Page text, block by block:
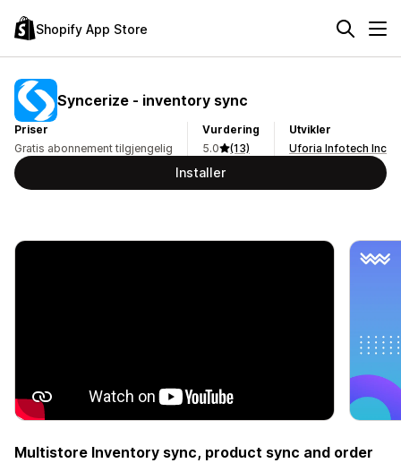
Shopify App Store
Syncerize ‑ inventory sync
Priser
Gratis abonnement tilgjengelig
Vurdering
5.0
(13)
Utvikler
Uforia Infotech Inc
Installer
Multistore Inventory sync, product sync and order